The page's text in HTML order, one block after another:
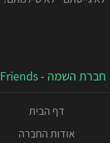
חברת השמה - GotFriends
דף הבית
אודות החברה